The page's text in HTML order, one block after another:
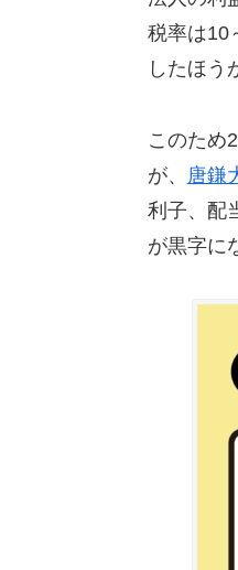
税率は10
したほう
このため
が、
唐鎌
利子、配
が黒字に